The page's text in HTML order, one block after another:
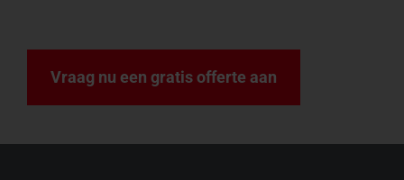
Vraag nu een gratis offerte aan